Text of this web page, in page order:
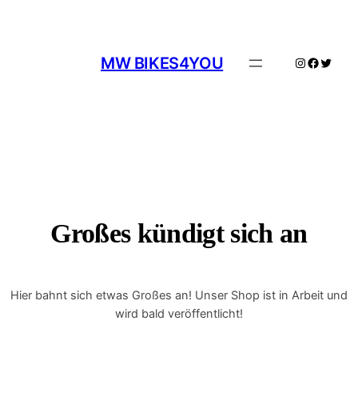
MW BIKES4YOU Instagram
Großes kündigt sich an
Hier bahnt sich etwas Großes an! Unser Shop ist in Arbeit und
wird bald veröffentlicht!